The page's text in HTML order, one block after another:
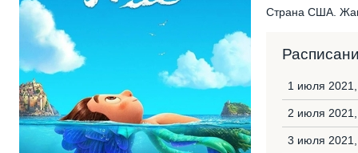
Страна США.
1 июля 2021,
2 июля
3 июля